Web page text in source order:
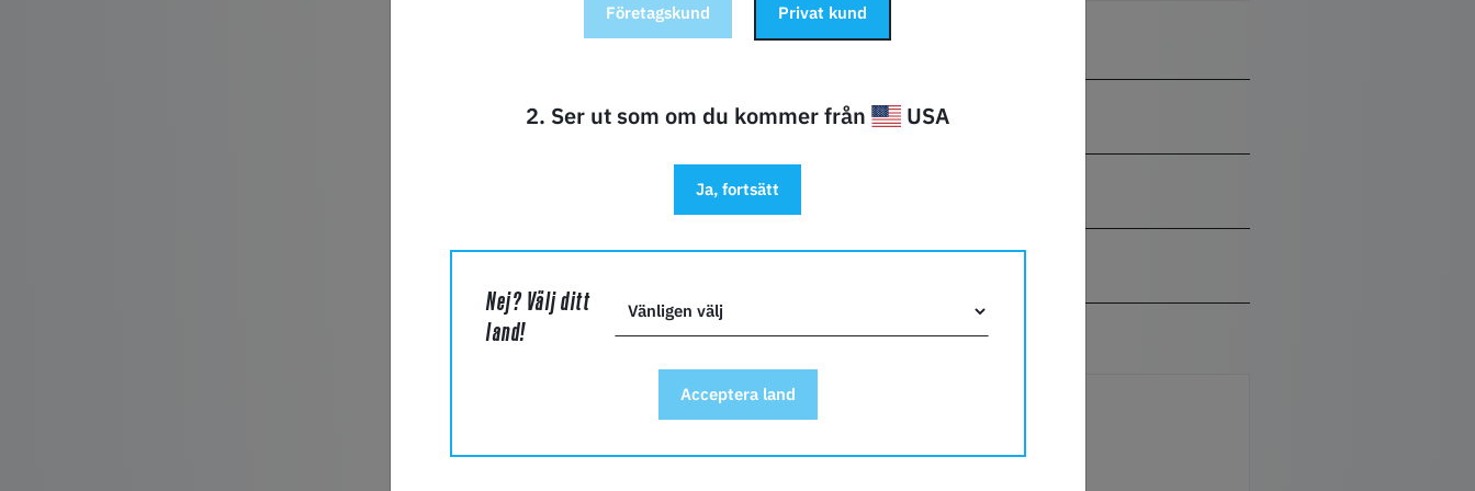
Företagskund Privat kund
2. Ser ut som om du kommer från USA
Ja, fortsätt
Nej? Välj ditt
land!
Acceptera land